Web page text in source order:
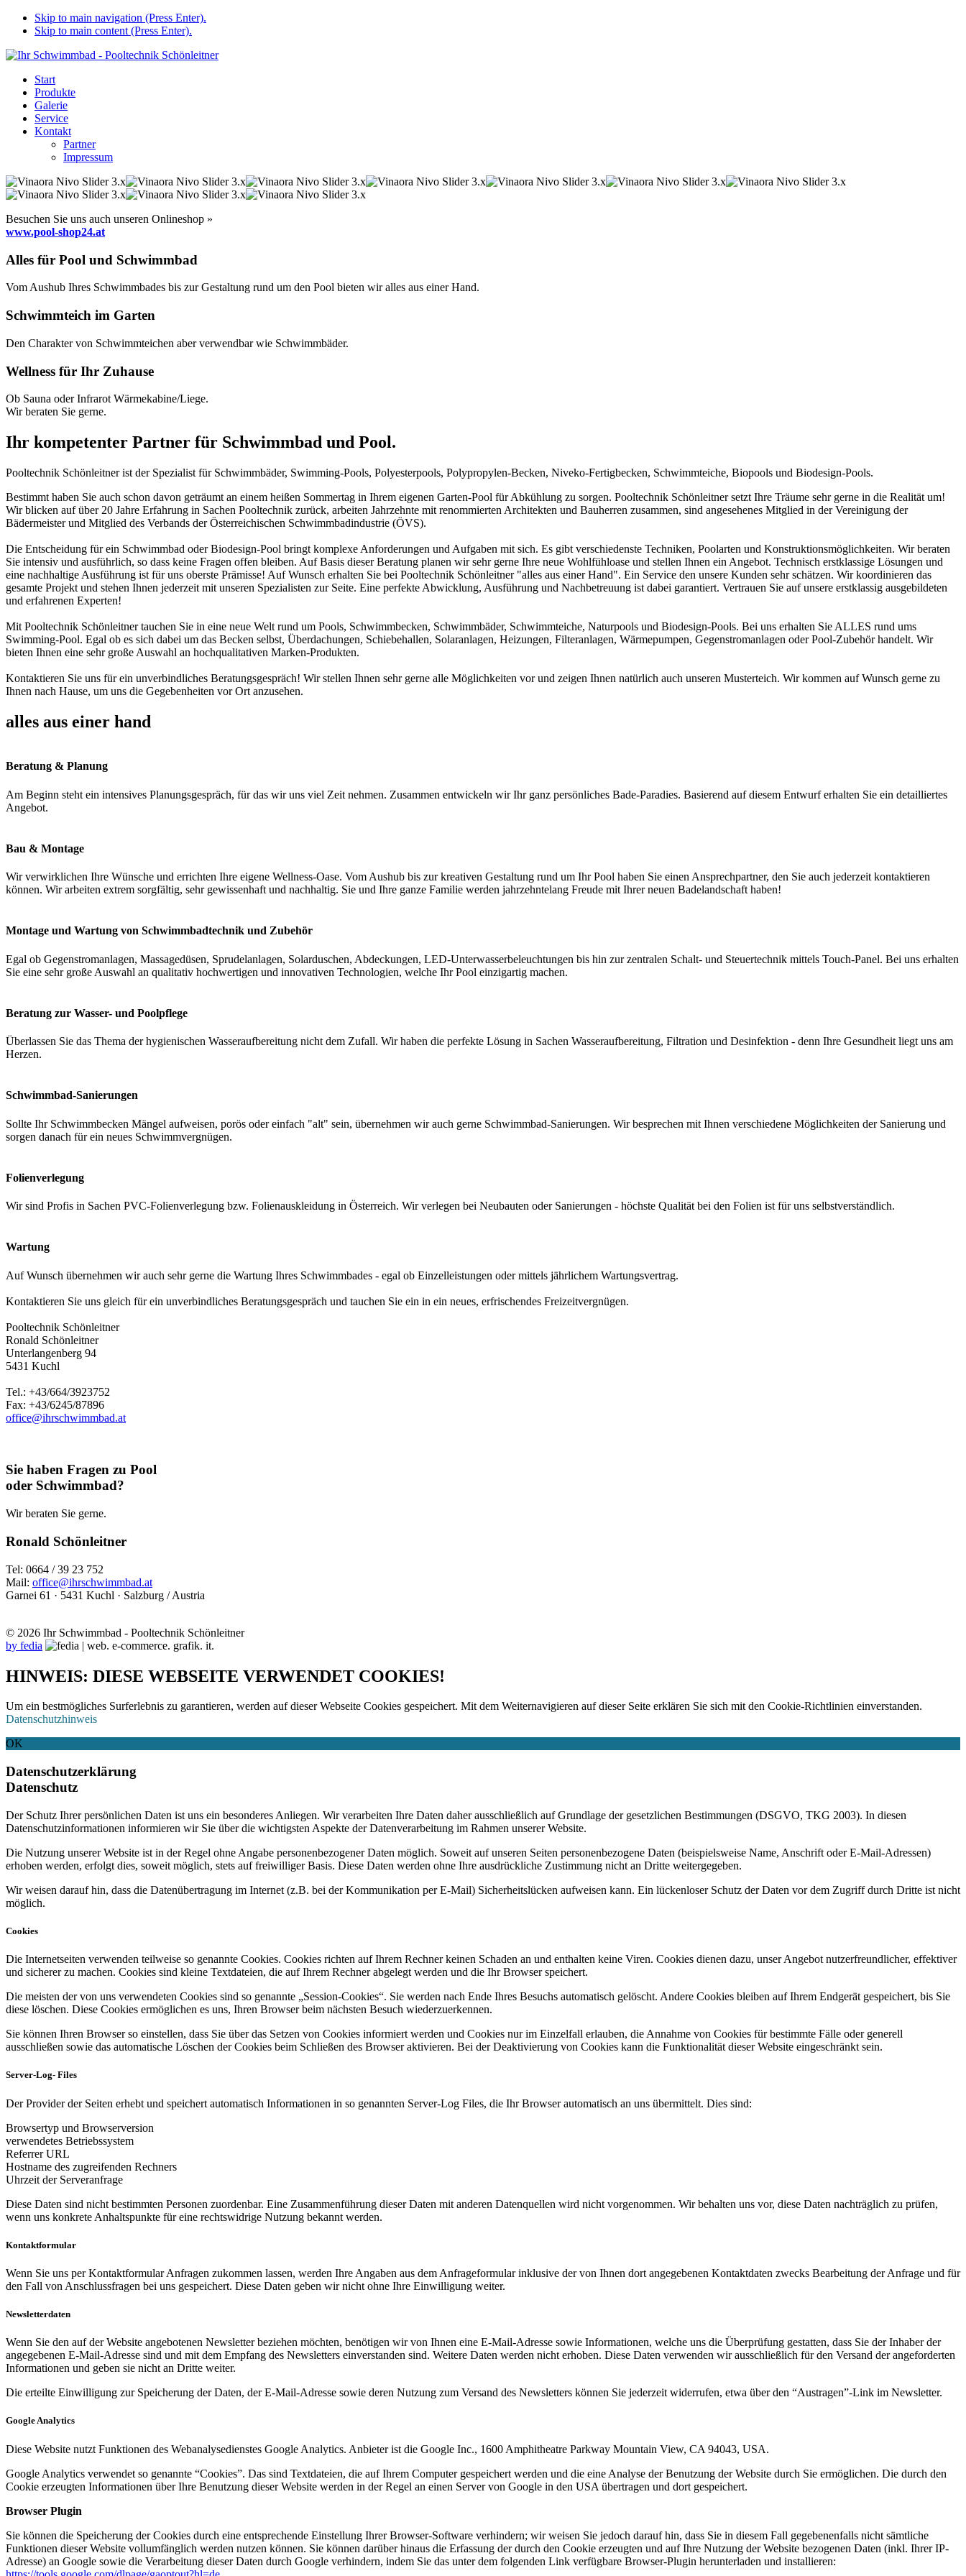
Skip to main navigation (Press Enter).
Skip to main content (Press Enter).
Start
Produkte
Galerie
Service
Kontakt
Partner
Impressum
Besuchen Sie uns auch unseren Onlineshop »
www.pool-shop24.at
Alles für Pool und Schwimmbad
Vom Aushub Ihres Schwimmbades bis zur Gestaltung rund um den Pool bieten wir alles aus einer Hand.
Schwimmteich im Garten
Den Charakter von Schwimmteichen aber verwendbar wie Schwimmbäder.
Wellness für Ihr Zuhause
Ob Sauna oder Infrarot Wärmekabine/Liege.
Wir beraten Sie gerne.
Ihr kompetenter Partner für Schwimmbad und Pool.
Pooltechnik Schönleitner ist der Spezialist für Schwimmbäder, Swimming-Pools, Polyesterpools, Polypropylen-Becken, Niveko-Fertigbecken, Schwimmteiche, Biopools und Biodesign-Pools.
Bestimmt haben Sie auch schon davon geträumt an einem heißen Sommertag in Ihrem eigenen Garten-Pool für Abkühlung zu sorgen. Pooltechnik Schönleitner setzt Ihre Träume sehr gerne in die Realität um!
Wir blicken auf über 20 Jahre Erfahrung in Sachen Pooltechnik zurück, arbeiten Jahrzehnte mit renommierten Architekten und Bauherren zusammen, sind angesehenes Mitglied in der Vereinigung der
Bädermeister und Mitglied des Verbands der Österreichischen Schwimmbadindustrie (ÖVS).
Die Entscheidung für ein Schwimmbad oder Biodesign-Pool bringt komplexe Anforderungen und Aufgaben mit sich. Es gibt verschiedenste Techniken, Poolarten und Konstruktionsmöglichkeiten. Wir beraten
Sie intensiv und ausführlich, so dass keine Fragen offen bleiben. Auf Basis dieser Beratung planen wir sehr gerne Ihre neue Wohlfühloase und stellen Ihnen ein Angebot. Technisch erstklassige Lösungen und
eine nachhaltige Ausführung ist für uns oberste Prämisse! Auf Wunsch erhalten Sie bei Pooltechnik Schönleitner "alles aus einer Hand". Ein Service den unsere Kunden sehr schätzen. Wir koordinieren das
gesamte Projekt und stehen Ihnen jederzeit mit unseren Spezialisten zur Seite. Eine perfekte Abwicklung, Ausführung und Nachbetreuung ist dabei garantiert. Vertrauen Sie auf unsere erstklassig ausgebildeten
und erfahrenen Experten!
Mit Pooltechnik Schönleitner tauchen Sie in eine neue Welt rund um Pools, Schwimmbecken, Schwimmbäder, Schwimmteiche, Naturpools und Biodesign-Pools. Bei uns erhalten Sie ALLES rund ums
Swimming-Pool. Egal ob es sich dabei um das Becken selbst, Überdachungen, Schiebehallen, Solaranlagen, Heizungen, Filteranlagen, Wärmepumpen, Gegenstromanlagen oder Pool-Zubehör handelt. Wir
bieten Ihnen eine sehr große Auswahl an hochqualitativen Marken-Produkten.
Kontaktieren Sie uns für ein unverbindliches Beratungsgespräch! Wir stellen Ihnen sehr gerne alle Möglichkeiten vor und zeigen Ihnen natürlich auch unseren Musterteich. Wir kommen auf Wunsch gerne zu
Ihnen nach Hause, um uns die Gegebenheiten vor Ort anzusehen.
alles aus einer hand
Beratung & Planung
Am Beginn steht ein intensives Planungsgespräch, für das wir uns viel Zeit nehmen. Zusammen entwickeln wir Ihr ganz persönliches Bade-Paradies. Basierend auf diesem Entwurf erhalten Sie ein detailliertes
Angebot.
Bau & Montage
Wir verwirklichen Ihre Wünsche und errichten Ihre eigene Wellness-Oase. Vom Aushub bis zur kreativen Gestaltung rund um Ihr Pool haben Sie einen Ansprechpartner, den Sie auch jederzeit kontaktieren
können. Wir arbeiten extrem sorgfältig, sehr gewissenhaft und nachhaltig. Sie und Ihre ganze Familie werden jahrzehntelang Freude mit Ihrer neuen Badelandschaft haben!
Montage und Wartung von Schwimmbadtechnik und Zubehör
Egal ob Gegenstromanlagen, Massagedüsen, Sprudelanlagen, Solarduschen, Abdeckungen, LED-Unterwasserbeleuchtungen bis hin zur zentralen Schalt- und Steuertechnik mittels Touch-Panel. Bei uns erhalten
Sie eine sehr große Auswahl an qualitativ hochwertigen und innovativen Technologien, welche Ihr Pool einzigartig machen.
Beratung zur Wasser- und Poolpflege
Überlassen Sie das Thema der hygienischen Wasseraufbereitung nicht dem Zufall. Wir haben die perfekte Lösung in Sachen Wasseraufbereitung, Filtration und Desinfektion - denn Ihre Gesundheit liegt uns am
Herzen.
Schwimmbad-Sanierungen
Sollte Ihr Schwimmbecken Mängel aufweisen, porös oder einfach "alt" sein, übernehmen wir auch gerne Schwimmbad-Sanierungen. Wir besprechen mit Ihnen verschiedene Möglichkeiten der Sanierung und
sorgen danach für ein neues Schwimmvergnügen.
Folienverlegung
Wir sind Profis in Sachen PVC-Folienverlegung bzw. Folienauskleidung in Österreich. Wir verlegen bei Neubauten oder Sanierungen - höchste Qualität bei den Folien ist für uns selbstverständlich.
Wartung
Auf Wunsch übernehmen wir auch sehr gerne die Wartung Ihres Schwimmbades - egal ob Einzelleistungen oder mittels jährlichem Wartungsvertrag.
Kontaktieren Sie uns gleich für ein unverbindliches Beratungsgespräch und tauchen Sie ein in ein neues, erfrischendes Freizeitvergnügen.
Pooltechnik Schönleitner
Ronald Schönleitner
Unterlangenberg 94
5431 Kuchl
Tel.: +43/664/3923752
Fax: +43/6245/87896
office@ihrschwimmbad.at
Sie haben Fragen zu Pool
oder Schwimmbad?
Wir beraten Sie gerne.
Ronald Schönleitner
Tel: 0664 / 39 23 752
Mail: office@ihrschwimmbad.at
Garnei 61 · 5431 Kuchl · Salzburg / Austria
© 2026 Ihr Schwimmbad - Pooltechnik Schönleitner
by fedia
HINWEIS: DIESE WEBSEITE VERWENDET COOKIES!
Um ein bestmögliches Surferlebnis zu garantieren, werden auf dieser Webseite Cookies gespeichert. Mit dem Weiternavigieren auf dieser Seite erklären Sie sich mit den Cookie-Richtlinien einverstanden.
Datenschutzhinweis
OK
Datenschutzerklärung
Datenschutz
Der Schutz Ihrer persönlichen Daten ist uns ein besonderes Anliegen. Wir verarbeiten Ihre Daten daher ausschließlich auf Grundlage der gesetzlichen Bestimmungen (DSGVO, TKG 2003). In diesen
Datenschutzinformationen informieren wir Sie über die wichtigsten Aspekte der Datenverarbeitung im Rahmen unserer Website.
Die Nutzung unserer Website ist in der Regel ohne Angabe personenbezogener Daten möglich. Soweit auf unseren Seiten personenbezogene Daten (beispielsweise Name, Anschrift oder E-Mail-Adressen)
erhoben werden, erfolgt dies, soweit möglich, stets auf freiwilliger Basis. Diese Daten werden ohne Ihre ausdrückliche Zustimmung nicht an Dritte weitergegeben.
Wir weisen darauf hin, dass die Datenübertragung im Internet (z.B. bei der Kommunikation per E-Mail) Sicherheitslücken aufweisen kann. Ein lückenloser Schutz der Daten vor dem Zugriff durch Dritte ist nicht
möglich.
Cookies
Die Internetseiten verwenden teilweise so genannte Cookies. Cookies richten auf Ihrem Rechner keinen Schaden an und enthalten keine Viren. Cookies dienen dazu, unser Angebot nutzerfreundlicher, effektiver
und sicherer zu machen. Cookies sind kleine Textdateien, die auf Ihrem Rechner abgelegt werden und die Ihr Browser speichert.
Die meisten der von uns verwendeten Cookies sind so genannte „Session-Cookies“. Sie werden nach Ende Ihres Besuchs automatisch gelöscht. Andere Cookies bleiben auf Ihrem Endgerät gespeichert, bis Sie
diese löschen. Diese Cookies ermöglichen es uns, Ihren Browser beim nächsten Besuch wiederzuerkennen.
Sie können Ihren Browser so einstellen, dass Sie über das Setzen von Cookies informiert werden und Cookies nur im Einzelfall erlauben, die Annahme von Cookies für bestimmte Fälle oder generell
ausschließen sowie das automatische Löschen der Cookies beim Schließen des Browser aktivieren. Bei der Deaktivierung von Cookies kann die Funktionalität dieser Website eingeschränkt sein.
Server-Log- Files
Der Provider der Seiten erhebt und speichert automatisch Informationen in so genannten Server-Log Files, die Ihr Browser automatisch an uns übermittelt. Dies sind:
Browsertyp und Browserversion
verwendetes Betriebssystem
Referrer URL
Hostname des zugreifenden Rechners
Uhrzeit der Serveranfrage
Diese Daten sind nicht bestimmten Personen zuordenbar. Eine Zusammenführung dieser Daten mit anderen Datenquellen wird nicht vorgenommen. Wir behalten uns vor, diese Daten nachträglich zu prüfen,
wenn uns konkrete Anhaltspunkte für eine rechtswidrige Nutzung bekannt werden.
Kontaktformular
Wenn Sie uns per Kontaktformular Anfragen zukommen lassen, werden Ihre Angaben aus dem Anfrageformular inklusive der von Ihnen dort angegebenen Kontaktdaten zwecks Bearbeitung der Anfrage und für
den Fall von Anschlussfragen bei uns gespeichert. Diese Daten geben wir nicht ohne Ihre Einwilligung weiter.
Newsletterdaten
Wenn Sie den auf der Website angebotenen Newsletter beziehen möchten, benötigen wir von Ihnen eine E-Mail-Adresse sowie Informationen, welche uns die Überprüfung gestatten, dass Sie der Inhaber der
angegebenen E-Mail-Adresse sind und mit dem Empfang des Newsletters einverstanden sind. Weitere Daten werden nicht erhoben. Diese Daten verwenden wir ausschließlich für den Versand der angeforderten
Informationen und geben sie nicht an Dritte weiter.
Die erteilte Einwilligung zur Speicherung der Daten, der E-Mail-Adresse sowie deren Nutzung zum Versand des Newsletters können Sie jederzeit widerrufen, etwa über den “Austragen”-Link im Newsletter.
Google Analytics
Diese Website nutzt Funktionen des Webanalysedienstes Google Analytics. Anbieter ist die Google Inc., 1600 Amphitheatre Parkway Mountain View, CA 94043, USA.
Google Analytics verwendet so genannte “Cookies”. Das sind Textdateien, die auf Ihrem Computer gespeichert werden und die eine Analyse der Benutzung der Website durch Sie ermöglichen. Die durch den
Cookie erzeugten Informationen über Ihre Benutzung dieser Website werden in der Regel an einen Server von Google in den USA übertragen und dort gespeichert.
Browser Plugin
Sie können die Speicherung der Cookies durch eine entsprechende Einstellung Ihrer Browser-Software verhindern; wir weisen Sie jedoch darauf hin, dass Sie in diesem Fall gegebenenfalls nicht sämtliche
Funktionen dieser Website vollumfänglich werden nutzen können. Sie können darüber hinaus die Erfassung der durch den Cookie erzeugten und auf Ihre Nutzung der Website bezogenen Daten (inkl. Ihrer IP-
Adresse) an Google sowie die Verarbeitung dieser Daten durch Google verhindern, indem Sie das unter dem folgenden Link verfügbare Browser-Plugin herunterladen und installieren: